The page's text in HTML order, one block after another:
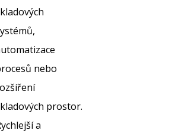
nebo
prostor.
a